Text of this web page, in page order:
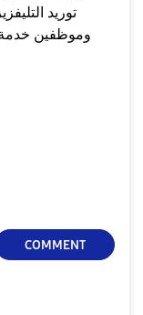
توريد
وموظفين خدمة
COMMENT